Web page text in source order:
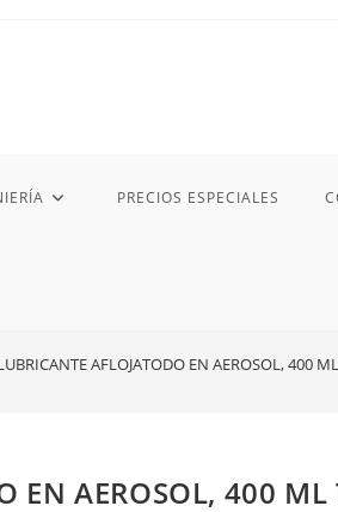
PRECIOS ESPECIALES
AFLOJATODO EN AEROSOL, 400
EN AEROSOL, 400 ML